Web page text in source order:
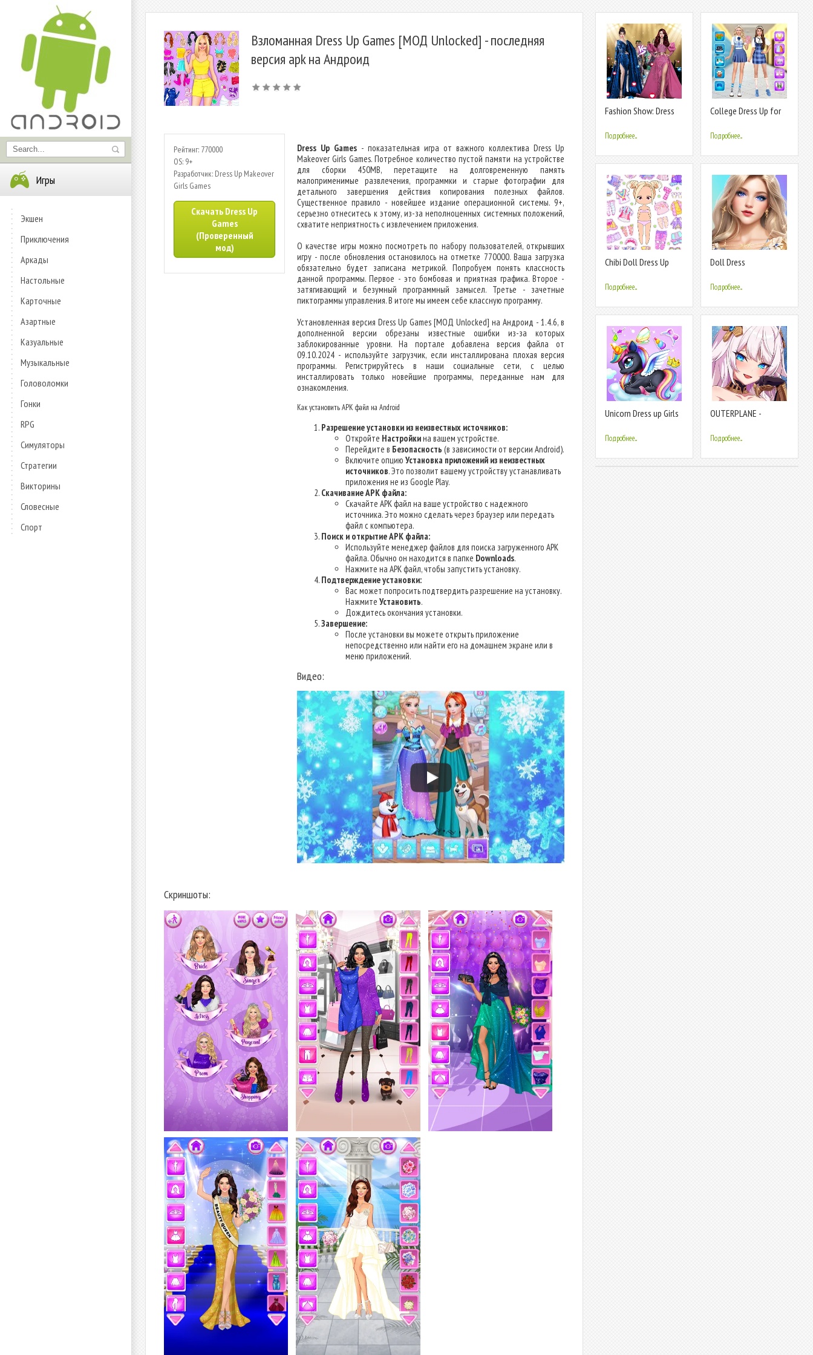
Игры
Экшен
Приключения
Аркады
Настольные
Карточные
Азартные
Казуальные
Музыкальные
Головоломки
Гонки
RPG
Симуляторы
Стратегии
Викторины
Словесные
Спорт
Взломанная Dress Up Games [МОД Unlocked] - последняя
версия apk на Андроид
Рейтинг: 770000
OS: 9+
Разработчик: Dress Up Makeover
Girls Games
Скачать Dress Up
Games
(Проверенный
мод)
Dress Up Games - показательная игра от важного коллектива Dress Up
Makeover Girls Games. Потребное количество пустой памяти на устройстве
для сборки 450MB, перетащите на долговременную память
малоприменимые развлечения, программки и старые фотографии для
детального завершения действия копирования полезных файлов.
Существенное правило - новейшее издание операционной системы. 9+,
серьезно отнеситесь к этому, из-за неполноценных системных положений,
схватите неприятность с извлечением приложения.
О качестве игры можно посмотреть по набору пользователей, открывших
игру - после обновления остановилось на отметке 770000. Ваша загрузка
обязательно будет записана метрикой. Попробуем понять классность
данной программы. Первое - это бомбовая и приятная графика. Второе -
затягивающий и безумный программный замысел. Третье - зачетные
пиктограммы управления. В итоге мы имеем себе классную программу.
Установленная версия Dress Up Games [МОД Unlocked] на Андроид - 1.4.6, в
дополненной версии обрезаны известные ошибки из-за которых
заблокированные уровни. На портале добавлена версия файла от
09.10.2024 - используйте загрузчик, если инсталлирована плохая версия
программы. Регистрируйтесь в наши социальные сети, с целью
инсталлировать только новейшие программы, переданные нам для
ознакомления.
Как установить APK файл на Android
Разрешение установки из неизвестных источников:
Откройте Настройкина вашем устройстве.
Перейдите в Безопасность (в зависимости от версии Android).
Включите опцию Установка приложений из неизвестных
источников. Это позволит вашему устройству устанавливать
приложения не из Google Play.
Скачивание APK файла:
Скачайте APK файл на ваше устройство с надежного
источника. Это можно сделать через браузер или передать
файл с компьютера.
Поиск и открытие APK файла:
Используйте менеджер файлов для поиска загруженного APK
файла. Обычно он находится в папке Downloads.
Нажмите на APK файл, чтобы запустить установку.
Подтверждение установки:
Вас может попросить подтвердить разрешение на установку.
Нажмите Установить.
Дождитесь окончания установки.
Завершение:
После установки вы можете открыть приложение
непосредственно или найти его на домашнем экране или в
меню приложений.
Видео:
Скриншоты:
Fashion Show: Dress
Подробнее...
College Dress Up for
Подробнее...
Chibi Doll Dress Up
Подробнее...
Doll Dress
Подробнее...
Unicorn Dress up Girls
Подробнее...
OUTERPLANE -
Подробнее...